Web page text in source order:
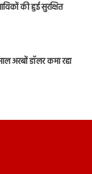
की हुई सुरक्षित
अरबों डॉलर कमा रहा